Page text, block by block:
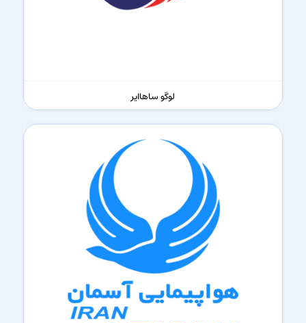
لوگو ساها‌ایر